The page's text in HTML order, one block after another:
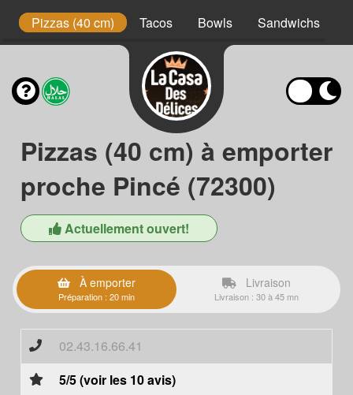
Pizzas (40 cm) Tacos Bowls Sandwichs
Pizzas (40 cm) à emporter
proche Pincé (72300)
Actuellement ouvert!
À emporter
Préparation : 20 min
Livraison
Livraison : 30 à 45 mn
02.43.16.66.41
5/5 (voir les 10 avis)